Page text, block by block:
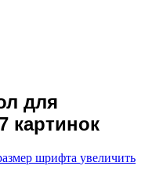
для
картинок
шрифта увеличить